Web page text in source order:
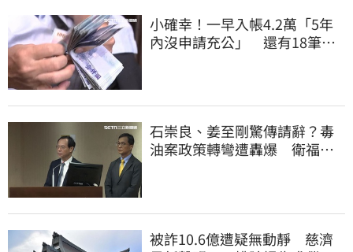
小確幸！一早入帳4.2萬「5年
內沒申請充公」 還有18筆錢
石崇良、姜至剛驚傳請辭？毒
油案政策轉彎遭轟爆 衛福部
被詐10.6億遭疑無動靜 慈濟